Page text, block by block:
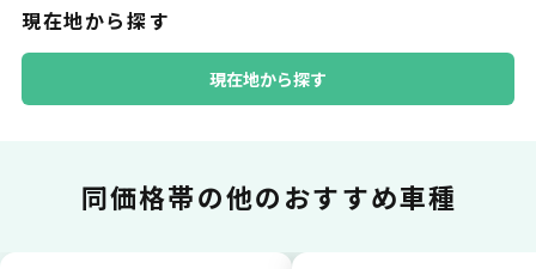
普段のお買い物同様、お車の月々利用料をカ
現在地から探す
現在地から探す
同価格帯の他のおすすめ車種